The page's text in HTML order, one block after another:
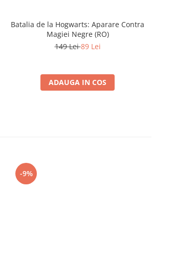
Batalia de la Hogwarts: Aparare Contra
Magiei Negre (RO)
149 Lei89 Lei
ADAUGA IN COS
-9%